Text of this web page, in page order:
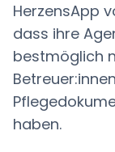
HerzensApp
dass ihre
bestmöglich
haben.